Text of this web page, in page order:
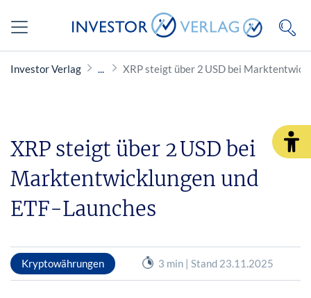
Investor Verlag XRP steigt über 2 USD bei
XRP steigt über 2 USD bei
Marktentwicklungen und
ETF-Launches
Kryptowährungen 3 min | Stand 23.11.2025